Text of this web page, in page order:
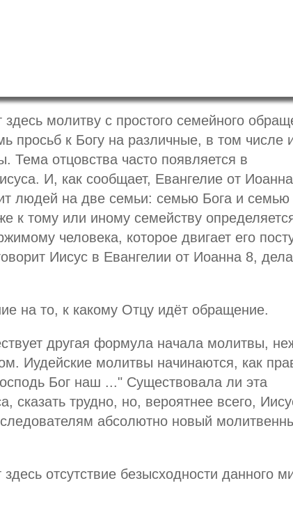
здесь молитву с простого семейного
просьб к Богу на различные, в том числе
Тема отцовства часто появляется в
И, как сообщает, Евангелие от
людей на две семьи: семью Бога и семью
к тому или иному семейству
человека, которое двигает его
Иисус в Евангелии от Иоанна 8,
на то, к какому Отцу идёт обращение.
другая формула начала молитвы,
Иудейские молитвы начинаются, как
Бог наш ..." Существовала ли эта
сказать трудно, но, вероятнее всего,
абсолютно новый
отсутствие безысходности данного